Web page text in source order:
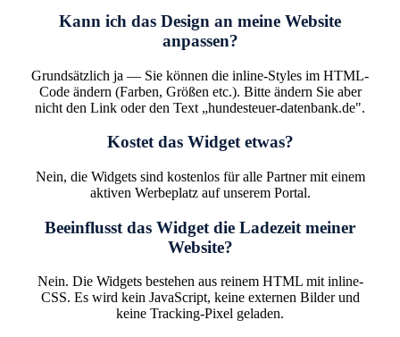
Kann ich das Design an meine Website
anpassen?
Grundsätzlich ja — Sie können die inline-Styles im HTML-
Code ändern (Farben, Größen etc.). Bitte ändern Sie aber
nicht den Link oder den Text „hundesteuer-datenbank.de".
Kostet das Widget etwas?
Nein, die Widgets sind kostenlos für alle Partner mit einem
aktiven Werbeplatz auf unserem Portal.
Beeinflusst das Widget die Ladezeit meiner
Website?
Nein. Die Widgets bestehen aus reinem HTML mit inline-
CSS. Es wird kein JavaScript, keine externen Bilder und
keine Tracking-Pixel geladen.